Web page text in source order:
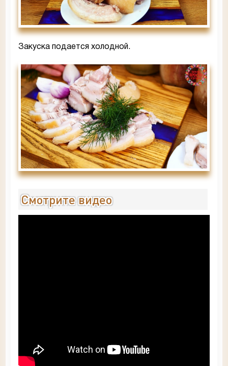
Закуска подается холодной.
Смотрите видео